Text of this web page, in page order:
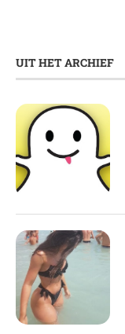
UIT HET ARCHIEF